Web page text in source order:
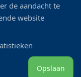
de aandacht te
website
Opslaan